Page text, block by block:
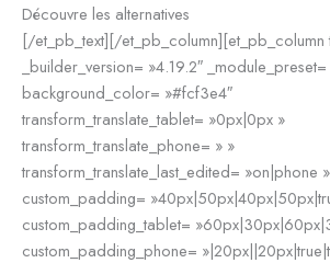
Découvre les alternatives
[/et_pb_text][/et_pb_column][et_pb_column
_builder_version= »4.19.2″
background_color= »#fcf3e4″
transform_translate_tablet= »0px|0px »
transform_translate_phone= » »
transform_translate_last_edited= »on|phone »
custom_padding=
custom_padding_tablet=
custom_padding_phone=